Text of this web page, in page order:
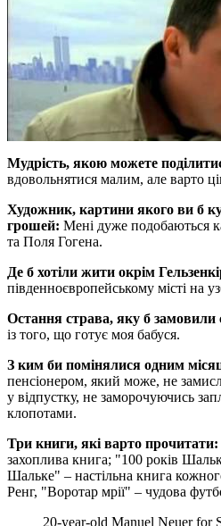
Мудрість, якою можете
вдовольнятися малим, але варто
Художник, картини якого ви б
грошей: Мені дуже подобаються
та Поля Гогена.
Де б хотіли жити окрім
південноєвропейському місті на
Остання страва, яку б замовили
із того, що готує моя бабуся.
З ким би помінялися одним
пенсіонером, який може, не
у відпустку, не заморочуючись
клопотами.
Три книги, які варто прочитати:
захоплива книга; "100 років
Шальке" – настільна книга
Ренг, "Воротар мрії" – чудова
20-year-old Manuel Neuer for